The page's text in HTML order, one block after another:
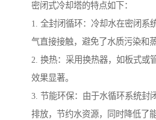
密闭式冷却塔的特点如下：
1. 全封闭循环：冷却水在密闭系
气直接接触，避免了水质污染和
2. 换热：采用换热器，如板式或
效果显著。
3. 节能环保：由于水循环系统封
排放，节约水资源，同时降低了能